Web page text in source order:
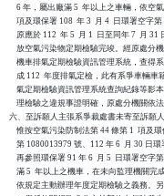
6 年，屬出廠滿 5  年以上之車輛，依空
項及環保署 108  年 3  月 4  日環署空
原應於 112  年 5  月 1  日至同年 7  月
放空氣污染物定期檢驗完竣。經原處分機
機車排氣定期檢驗資訊管理系統，查得系
成 112  年度排氣定檢，此有系爭車輛
氣定期檢驗資訊管理系統查詢紀錄等
理檢驗之違規事證明確，原處分機關依
六、至訴願人主張系爭裁處書未寄至訴願
惟按空氣污染防制法第 44 條第 1  項及環
第 1080013979 號、112 年 6  月 30
再參照環保署 91 年 6  月 5  日環署空
滿 5  年以上之機車，在未向監理機關
依規定主動辦理年度定期檢驗之義務